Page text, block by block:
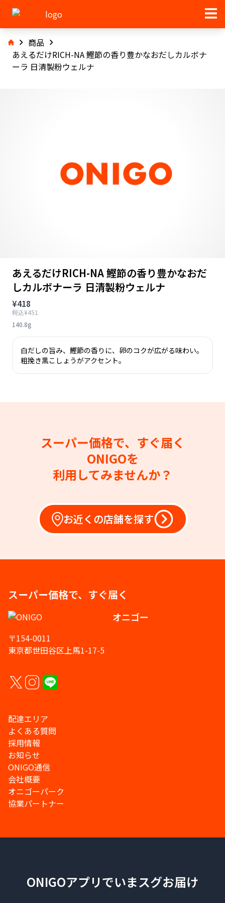
商品
あえるだけRICH-NA 鰹節の香り豊かなおだしカルボナ
ーラ 日清製粉ウェルナ
あえるだけRICH-NA 鰹節の香り豊かなおだ
しカルボナーラ 日清製粉ウェルナ
¥418
税込¥451
140.8g
白だしの旨み、鰹節の香りに、卵のコクが広がる味わい。
粗挽き黒こしょうがアクセント。
スーパー価格で、すぐ届く
ONIGOを
利用してみませんか？
お近くの店舗を探す
スーパー価格で、すぐ届く
オニゴー
〒154-0011
東京都世田谷区上馬1-17-5
配達エリア
よくある質問
採用情報
お知らせ
ONIGO通信
会社概要
オニゴーパーク
協業パートナー
ONIGOアプリでいまスグお届け